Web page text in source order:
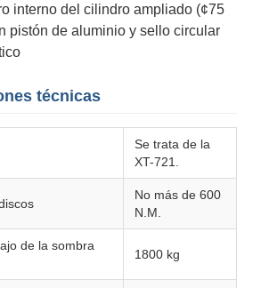
interno del cilindro ampliado (¢75
pistón de aluminio y sello circular
técnicas
Se trata de la
XT-721.
No más de 600
N.M.
de la sombra
1800 kg